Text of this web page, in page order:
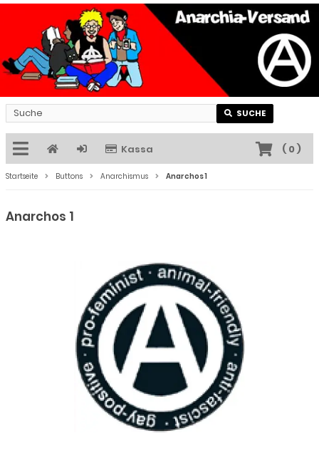
SUCHE
Kassa ( 0)
Startseite Buttons Anarchismus Anarchos 1
Anarchos 1